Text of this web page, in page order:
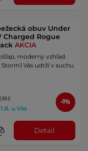
obuv Under
Charged Rogue
AKCIA
moderný vzhľad.
Vás udrží v suchu
€
u Vás
-9%
Detail